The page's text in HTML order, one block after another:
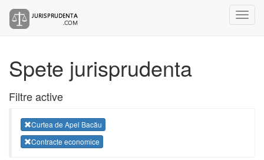
Spete jurisprudenta
Filtre active
Curtea de Apel Bacău
Contracte economice